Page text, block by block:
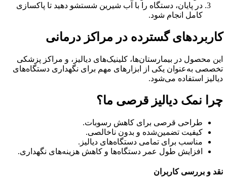
در پایان، دستگاه را با آب شیرین شستشو دهید تا پاکسازی
کامل انجام شود.
کاربردهای گسترده در مراکز درمانی
این محصول در بیمارستان‌ها، کلینیک‌های دیالیز، و مراکز پزشکی
تخصصی به‌عنوان یکی از ابزارهای مهم برای نگهداری دستگاه‌های
دیالیز استفاده می‌شود.
چرا نمک دیالیز قرصی ما؟
طراحی قرصی برای کاهش رسوبات.
کیفیت تضمین‌شده و بدون ناخالصی.
مناسب برای تمامی دستگاه‌های دیالیز.
افزایش طول عمر دستگاه‌ها و کاهش هزینه‌های نگهداری.
نقد و بررسی کاربران